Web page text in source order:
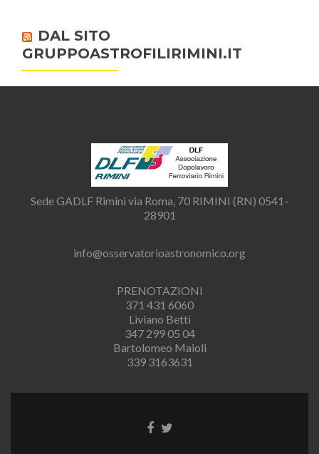
Tenda
DAL SITO
GRUPPOASTROFILIRIMINI.IT
Sede GADLF Rimini via Roma, 70 RIMINI (RN) 0541-
28901
info@osservatorioastronomico.org
PRENOTAZIONI
371 431 6060
Liviano Betti
347 299 05 04
Bartolomeo Maioli
339 3163631
LinkLink